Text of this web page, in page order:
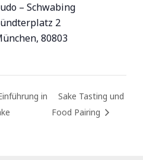
– Schwabing
2
, 80803
in
Sake Tasting und
Food Pairing